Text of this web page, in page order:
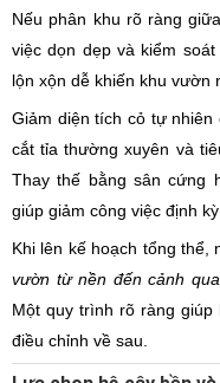
Nếu phân khu rõ ràng
việc dọn dẹp và kiểm
lộn xộn dễ khiến khu vườn
Giảm diện tích cỏ tự nhiên
cắt tỉa thường xuyên và
Thay thế bằng sân cứng
giúp giảm công việc định kỳ.
Khi lên kế hoạch tổng thể,
vườn từ nền đến cảnh
Một quy trình rõ ràng
điều chỉnh về sau.